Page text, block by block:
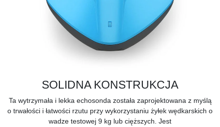
SOLIDNA KONSTRUKCJA
Ta wytrzymała i lekka echosonda została zaprojektowana z myślą
o trwałości i łatwości rzutu przy wykorzystaniu żyłek wędkarskich o
wadze testowej 9 kg lub cięższych. Jest